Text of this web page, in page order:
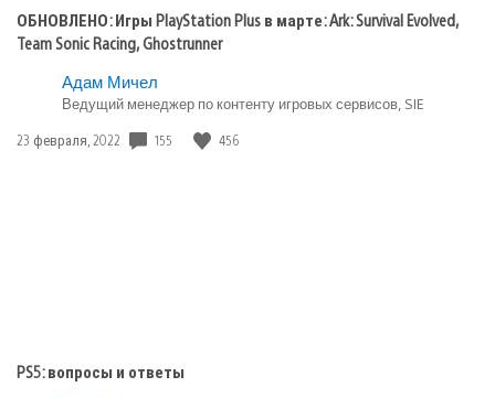
ОБНОВЛЕНО: Игры PlayStation Plus в марте: Ark: Survival Evolved,
Team Sonic Racing, Ghostrunner
Адам Мичел
Ведущий менеджер по контенту игровых сервисов, SIE
Дата
23 февраля, 2022 155 456
PS5: вопросы и ответы